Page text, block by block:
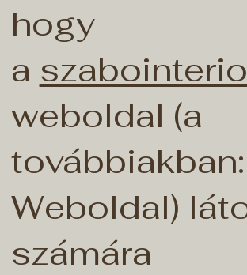
hogy
a
weboldal (a
továbbiakban:
Weboldal)
számára